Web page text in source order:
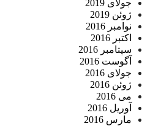
جولای 2019
ژوئن 2019
نوامبر 2016
اکتبر 2016
سپتامبر 2016
آگوست 2016
جولای 2016
ژوئن 2016
می 2016
آوریل 2016
مارس 2016